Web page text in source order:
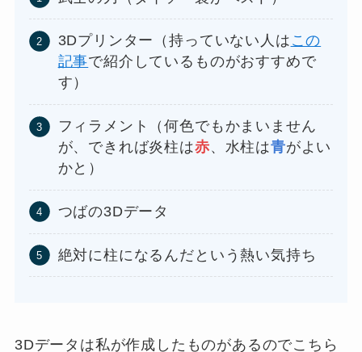
3Dプリンター（持っていない人は この
記事で紹介しているものがおすすめで
す）
フィラメント（何色でもかまいません
が、できれば炎柱は赤、水柱は青がよい
かと）
つばの3Dデータ
絶対に柱になるんだという熱い気持ち
3Dデータは私が作成したものがあるのでこちら